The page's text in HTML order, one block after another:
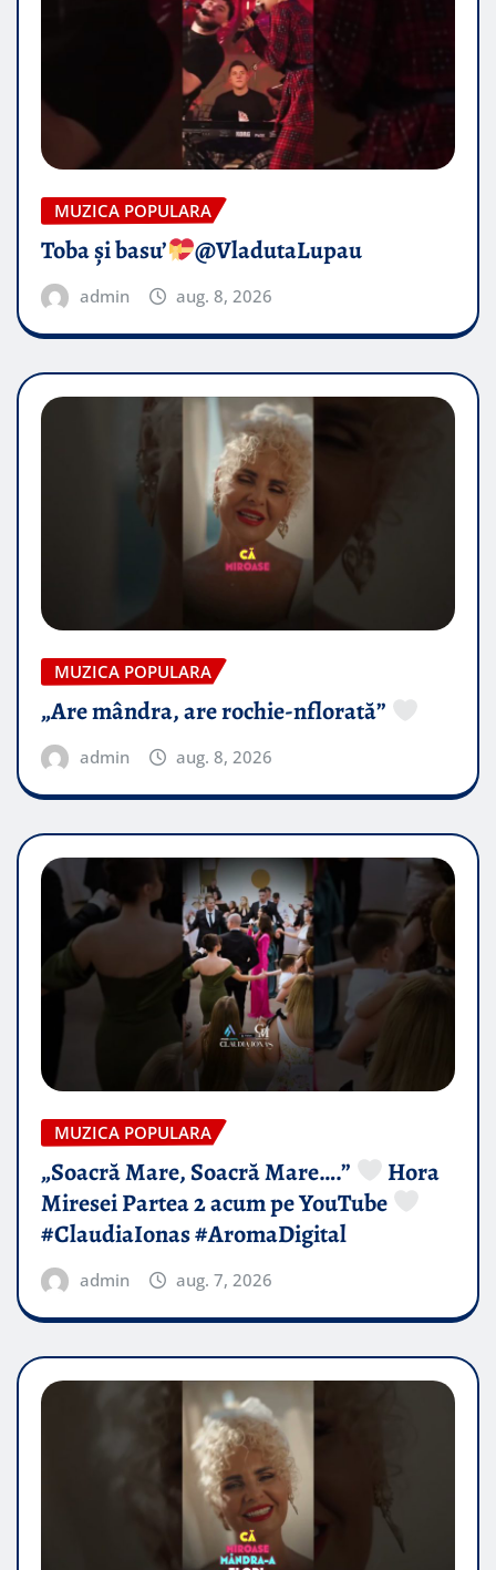
MUZICA POPULARA
Toba și basu’ @VladutaLupau
admin aug. 8, 2026
MUZICA POPULARA
„Are mândra, are rochie-nflorată”
admin aug. 8, 2026
MUZICA POPULARA
„Soacră Mare, Soacră Mare….”
Hora
Miresei Partea 2 acum pe YouTube
#ClaudiaIonas #AromaDigital
admin aug. 7, 2026